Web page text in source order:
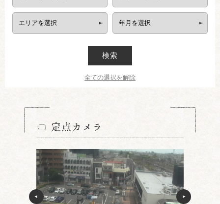
検索
全ての選択を解除
定点カメラ